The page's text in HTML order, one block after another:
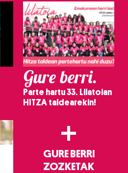
Gure berri.
Parte hartu 33. Lilatoian
HITZA taldearekin!
+
GURE BERRI
ZOZKETAK